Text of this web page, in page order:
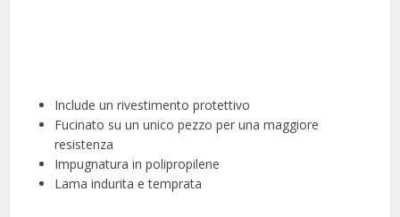
Include un rivestimento protettivo
Fucinato su un unico pezzo per una maggiore
resistenza
Impugnatura in polipropilene
Lama indurita e temprata